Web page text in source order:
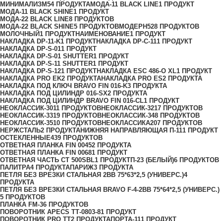
МИНИМАЛИЗМ54 ПРОДУКТАМОДА-11 BLACK LINE1 ПРОДУКТ
МОДА-11 BLACK SHINE1 ПРОДУКТ
МОДА-22 BLACK LINE8 ПРОДУКТОВ
МОДА-22 BLACK SHINE5 ПРОДУКТОВМОДЕРН528 ПРОДУКТОВ
МОЛОЧНЫЙ1 ПРОДУКТНАИМЕНОВАНИЕ1 ПРОДУКТ
НАКЛАДКА DP-11-K1 ПРОДУКТНАКЛАДКА DP-C-111 ПРОДУКТ
НАКЛАДКА DP-S-011 ПРОДУКТ
НАКЛАДКА DP-S-01 SHUTTER1 ПРОДУКТ
НАКЛАДКА DP-S-11 SHUTTER1 ПРОДУКТ
НАКЛАДКА DP-S-121 ПРОДУКТНАКЛАДКА ESC 486-O XL1 ПРОДУКТ
НАКЛАДКА PRO EK2 ПРОДУКТАНАКЛАДКА PRO ES2 ПРОДУКТА
НАКЛАДКА ПОД КЛЮЧ BRAVO FIN 016-K3 ПРОДУКТА
НАКЛАДКА ПОД ЦИЛИНДР 016-SX2 ПРОДУКТА
НАКЛАДКА ПОД ЦИЛИНДР BRAVO FIN 016-СL1 ПРОДУКТ
НЕОКЛАССИК-3011 ПРОДУКТОВНЕОКЛАССИК-3217 ПРОДУКТОВ
НЕОКЛАССИК-3319 ПРОДУКТОВНЕОКЛАССИК-348 ПРОДУКТОВ
НЕОКЛАССИК-3510 ПРОДУКТОВНЕОКЛАССИКА207 ПРОДУКТОВ
НЕРЖСТАЛЬ2 ПРОДУКТАНИЖНЯЯ НАПРАВЛЯЮЩАЯ П-111 ПРОДУКТ
ОСТЕКЛЕННЫЕ439 ПРОДУКТОВ
ОТВЕТНАЯ ПЛАНКА FIN 00452 ПРОДУКТА
ОТВЕТНАЯ ПЛАНКА FIN 00681 ПРОДУКТ
ОТВЕТНАЯ ЧАСТЬ СТ 500SBL1 ПРОДУКТП-23 (БЕЛЫЙ)6 ПРОДУКТОВ
ПАЛИТРА4 ПРОДУКТАПАРИЖ3 ПРОДУКТА
ПЕТЛЯ БЕЗ ВРЕЗКИ СТАЛЬНАЯ 2ВВ 75*63*2,5 (УНИВЕРС.)4
ПРОДУКТА
ПЕТЛЯ БЕЗ ВРЕЗКИ СТАЛЬНАЯ BRAVO F-4-2BB 75*64*2,5 (УНИВЕРС.)
5 ПРОДУКТОВ
ПЛАНКА FM-36 ПРОДУКТОВ
ПОВОРОТНИК APECS ТТ-0803-81 ПРОДУКТ
ПОВОРОТНИК PRO TT2 ПРОДУКТАПОРТА-111 ПРОДУКТ